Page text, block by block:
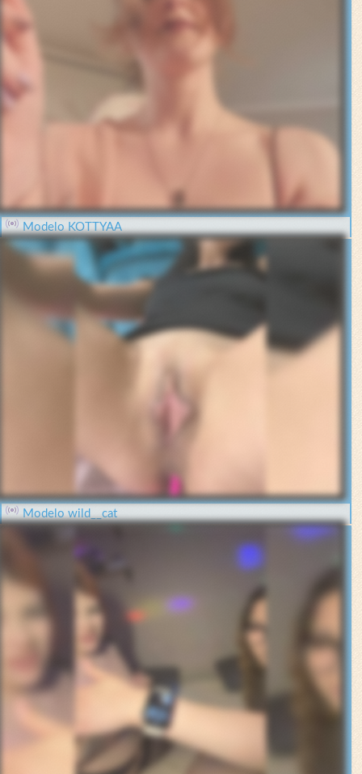
Modelo KOTTYAA
Modelo wild__cat